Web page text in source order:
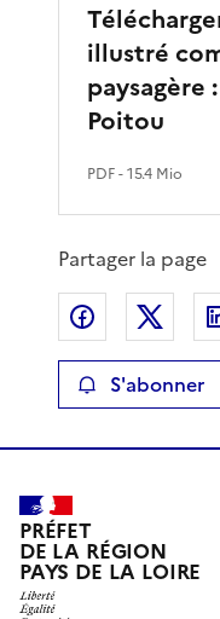
illustré
paysagère
Poitou
PDF- 15.4 Mio
Partager la page
Partager
S'abonner
PRÉFET
DE LA RÉGION
PAYS DE LA LOIRE